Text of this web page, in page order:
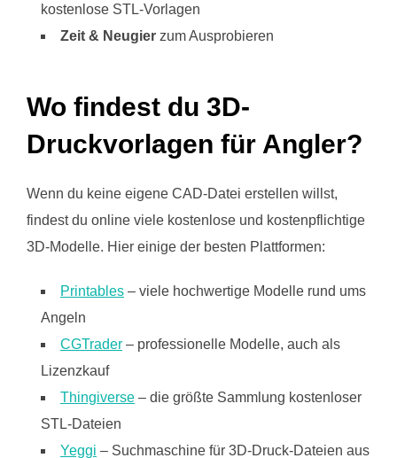
kostenlose STL-Vorlagen
Zeit & Neugier zum Ausprobieren
Wo findest du 3D-
Druckvorlagen für Angler?
Wenn du keine eigene CAD-Datei erstellen willst,
findest du online viele kostenlose und kostenpflichtige
3D-Modelle. Hier einige der besten Plattformen:
Printables – viele hochwertige Modelle rund ums
Angeln
CGTrader – professionelle Modelle, auch als
Lizenzkauf
Thingiverse – die größte Sammlung kostenloser
STL-Dateien
Yeggi – Suchmaschine für 3D-Druck-Dateien aus